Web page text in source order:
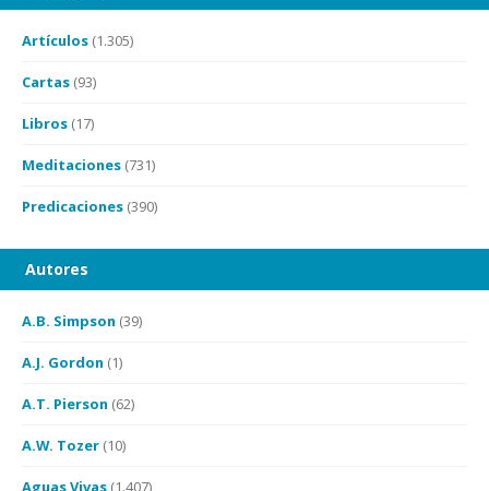
Artículos (1.305)
Cartas (93)
Libros (17)
Meditaciones (731)
Predicaciones (390)
Autores
A.B. Simpson (39)
A.J. Gordon (1)
A.T. Pierson (62)
A.W. Tozer (10)
Aguas Vivas (1.407)